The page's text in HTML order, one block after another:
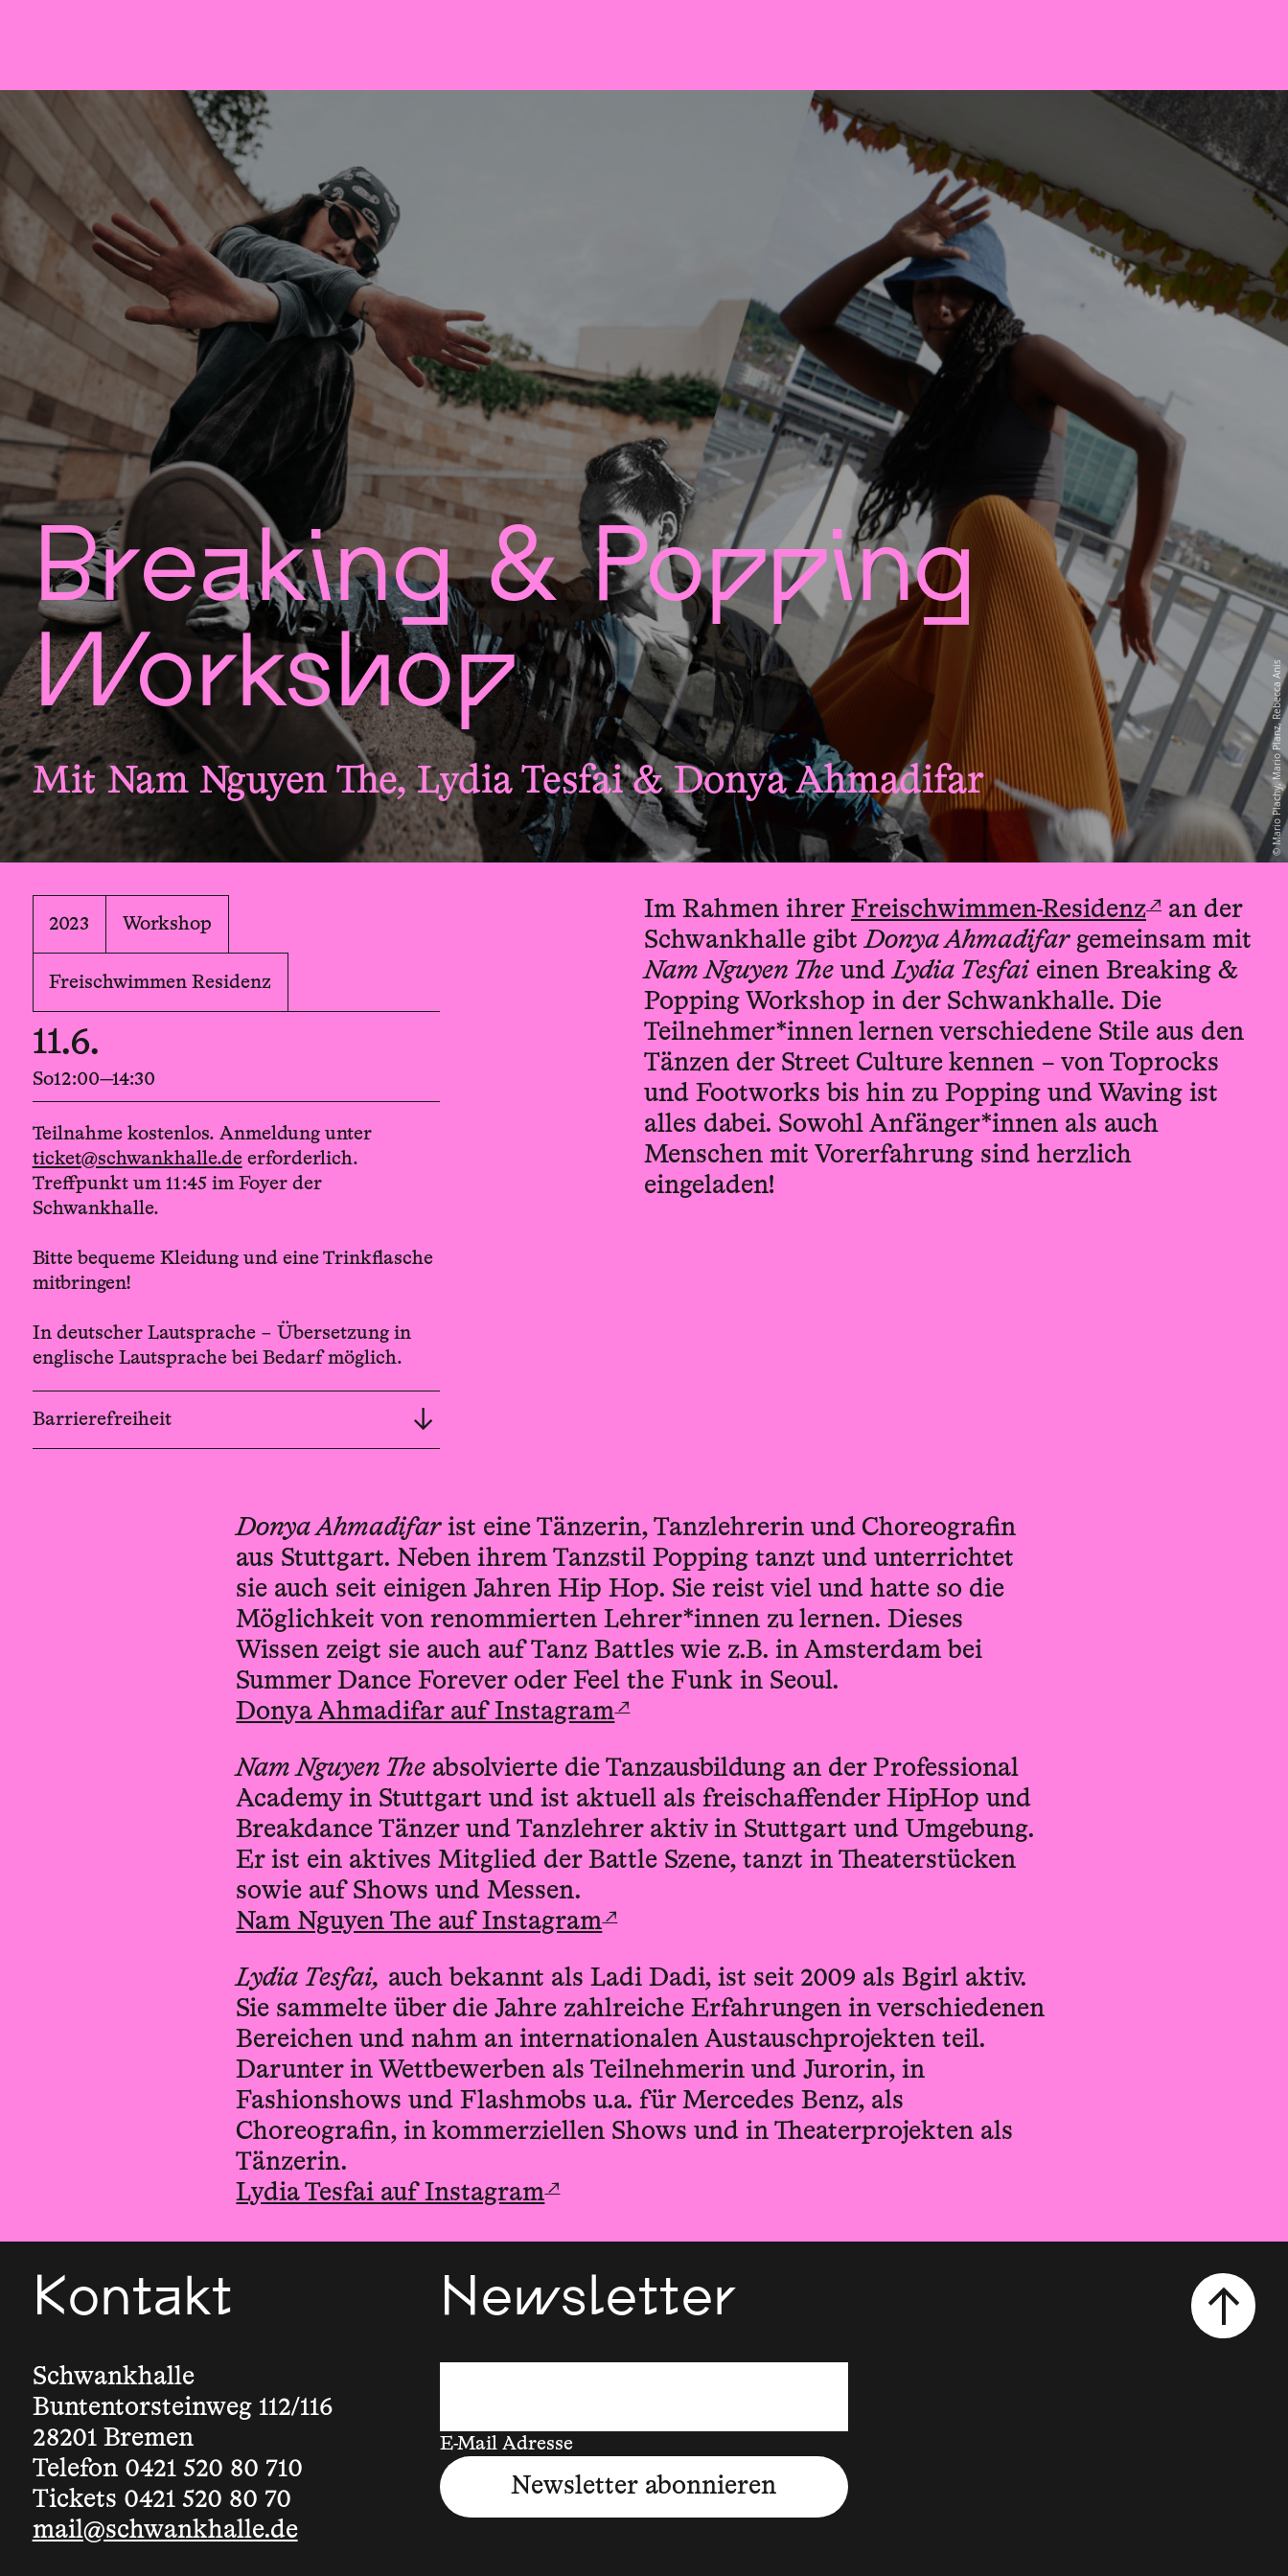
Mario Plachy, Mario Planz, Rebecca Anis
Breaking & Popping
Workshop
Mit Nam Nguyen The, Lydia Tesfai & Donya Ahmadifar
2023 Workshop
Freischwimmen Residenz
11.6.
So12:00—14:30
Teilnahme kostenlos. Anmeldung unter
ticket@schwankhalle.deerforderlich.
Treffpunkt um 11:45 im Foyer der
Schwankhalle.
Bitte bequeme Kleidung und eine Trinkflasche
mitbringen!
In deutscher Lautsprache – Übersetzung in
englische Lautsprache bei Bedarf möglich.
Barrierefreiheit
Im Rahmen ihrer Freischwimmen-Residenz↗an der
Schwankhalle gibtDonya Ahmadifargemeinsam mit
Nam Nguyen TheundLydia Tesfaieinen Breaking &
Popping Workshop in der Schwankhalle. Die
Teilnehmer*innen lernen verschiedene Stile aus den
Tänzen der Street Culture kennen – von Toprocks
und Footworks bis hin zu Popping und Waving ist
alles dabei. Sowohl Anfänger*innen als auch
Menschen mit Vorerfahrung sind herzlich
eingeladen!
Donya Ahmadifarist eine Tänzerin, Tanzlehrerin und Choreografin
aus Stuttgart. Neben ihrem Tanzstil Popping tanzt und unterrichtet
sie auch seit einigen Jahren Hip Hop. Sie reist viel und hatte so die
Möglichkeit von renommierten Lehrer*innen zu lernen. Dieses
Wissen zeigt sie auch auf Tanz Battles wie z.B. in Amsterdam bei
Summer Dance Forever oder Feel the Funk in Seoul.
Donya Ahmadifar auf Instagram ↗
Nam Nguyen The absolvierte die Tanzausbildung an der Professional
Academy in Stuttgart und ist aktuell als freischaffender HipHop und
Breakdance Tänzer und Tanzlehrer aktiv in Stuttgart und Umgebung.
Er ist ein aktives Mitglied der Battle Szene, tanzt in Theaterstücken
sowie auf Shows und Messen.
Nam Nguyen The auf Instagram ↗
Lydia Tesfai, auch bekannt als Ladi Dadi, ist seit 2009 als Bgirl aktiv.
Sie sammelte über die Jahre zahlreiche Erfahrungen in verschiedenen
Bereichen und nahm an internationalen Austauschprojekten teil.
Darunter in Wettbewerben als Teilnehmerin und Jurorin, in
Fashionshows und Flashmobs u.a. für Mercedes Benz, als
Choreografin, in kommerziellen Shows und in Theaterprojekten als
Tänzerin.
Lydia Tesfai auf Instagram ↗
Kontakt
Schwankhalle
Buntentorsteinweg 112/116
28201 Bremen
Telefon 0421 520 80 710
Tickets 0421 520 80 70
mail@schwankhalle.de
Newsletter
E-Mail Adresse
Newsletter abonnieren